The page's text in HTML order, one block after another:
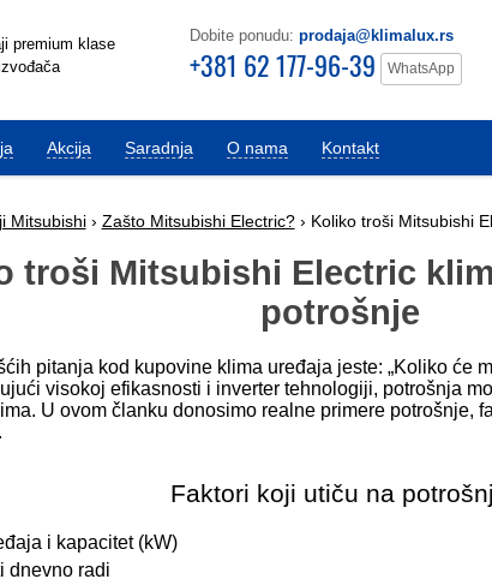
premium klase
Dobite ponudu: prodaja@klimalux.rs
+381 62 177-96-39 WhatsApp
Akcija Saradnja O nama Kontakt
Mitsubishi› Zašto Mitsubishi Electric?› Koliko troši Mitsubishi
troši Mitsubishi Electric
potrošnje
pitanja kod kupovine klima uređaja jeste: „Koliko će
visokoj efikasnosti i inverter tehnologiji, potrošnja
U ovom članku donosimo realne primere potrošnje,
Faktori koji utiču na
i kapacitet (kW)
dnevno radi